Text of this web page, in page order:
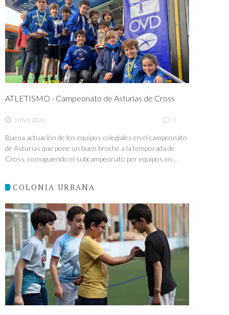
ATLETISMO - Campeonato de Asturias de Cross
18 feb 2020 0
Buena actuación de los equipos colegiales en el campeonato
de Asturias que pone un buen broche a la temporada de
Cross, consiguiendo el subcampeonato por equipos en...
COLONIA URBANA